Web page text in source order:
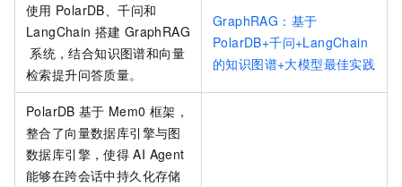
使用 PolarDB、千问和
LangChain 搭建 GraphRAG
系统，结合知识图谱和向量
检索提升问答质量。
GraphRAG：基于
PolarDB+千问+LangChain
的知识图谱+大模型最佳实践
PolarDB 基于 Mem0 框架，
整合了向量数据库引擎与图
数据库引擎，使得 AI Agent
能够在跨会话中持久化存储